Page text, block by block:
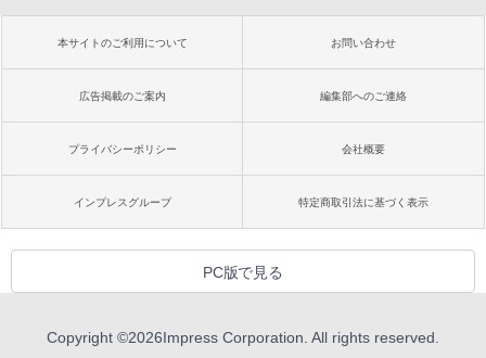
本サイトのご利用について お問い合わせ
広告掲載のご案内 編集部へのご連絡
プライバシーポリシー 会社概要
インプレスグループ 特定商取引法に基づく表示
PC版で見る
Copyright ©2026Impress Corporation. All rights reserved.